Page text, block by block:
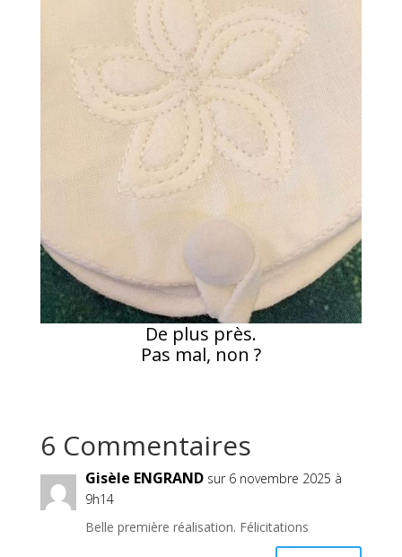
De plus près.
Pas mal, non ?
6 Commentaires
Gisèle ENGRAND sur 6 novembre 2025 à
9h14
Belle première réalisation. Félicitations